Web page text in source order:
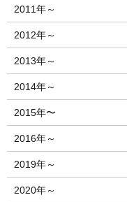
2011年～
2012年～
2013年～
2014年～
2015年〜
2016年～
2019年～
2020年～